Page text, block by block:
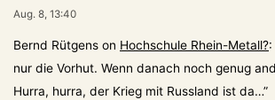
Aug. 8, 13:40
Bernd Rütgens on Hochschule Rhein-Metall?:
nur die Vorhut. Wenn danach noch genug
Hurra, hurra, der Krieg mit Russland ist da…”